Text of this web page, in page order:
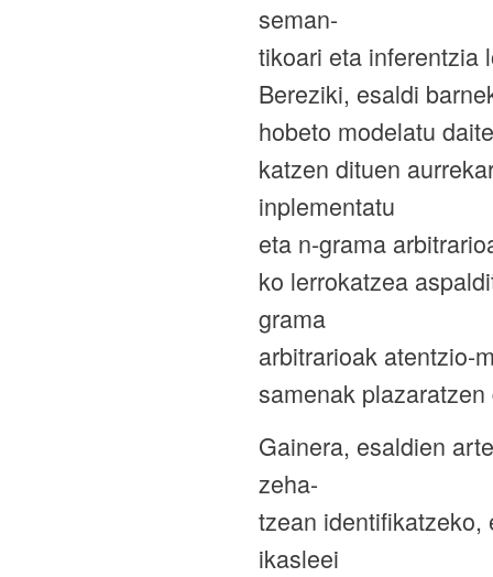
seman-
tikoari eta inferentzia
Bereziki, esaldi
hobeto modelatu
katzen dituen
inplementatu
eta n-grama
ko lerrokatzea
grama
arbitrarioak atentzio-
samenak plazaratzen
Gainera, esaldien
zeha-
tzean identifikatzeko,
ikasleei